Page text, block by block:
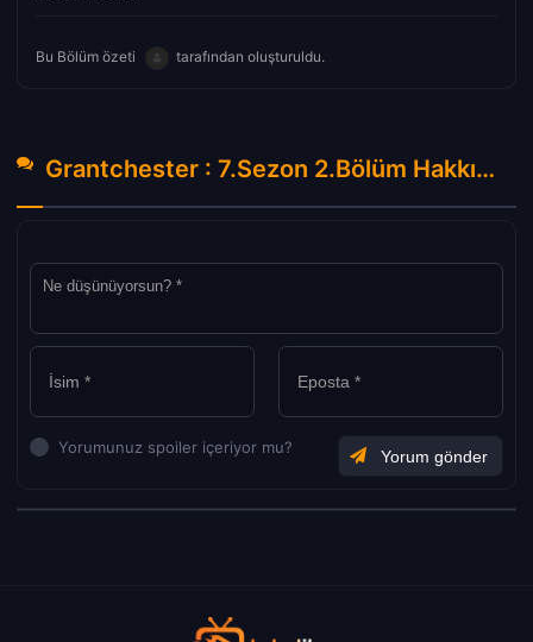
Bu Bölüm özeti tarafından oluşturuldu.
Grantchester : 7.Sezon 2.Bölüm Hakkında Yorumlar
Yorumunuz spoiler içeriyor mu?